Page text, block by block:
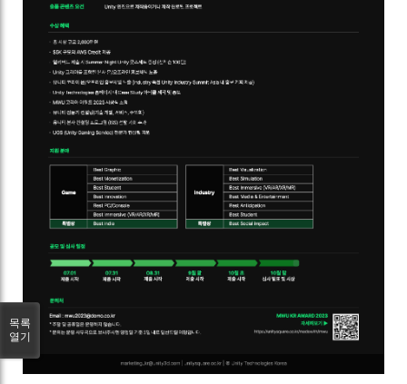
목록
열기